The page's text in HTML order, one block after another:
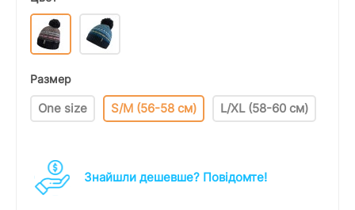
Размер
One size S/M (56-58 см) L/XL (58-60 см)
Знайшли дешевше? Повідомте!